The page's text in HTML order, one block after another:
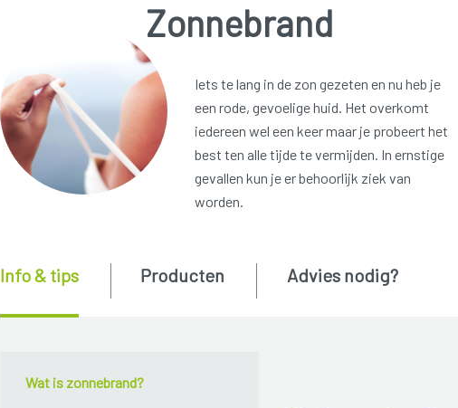
Zonnebrand
Iets te lang in de zon gezeten en nu heb je
een rode, gevoelige huid. Het overkomt
iedereen wel een keer maar je probeert het
best ten alle tijde te vermijden. In ernstige
gevallen kun je er behoorlijk ziek van
worden.
Wat is zonnebrand?
Info & tips Producten Advies nodig?